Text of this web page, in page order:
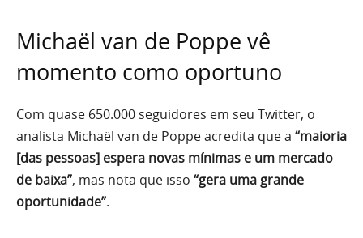
Michaël van de Poppe vê
momento como oportuno
Com quase 650.000 seguidores em seu Twitter, o
analista Michaël van de Poppe acredita que a “maioria
[das pessoas] espera novas mínimas e um mercado
de baixa”, mas nota que isso “gera uma grande
oportunidade”.